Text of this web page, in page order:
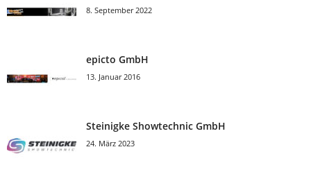
8. September 2022
epicto GmbH
13. Januar 2016
Steinigke Showtechnic GmbH
24. März 2023